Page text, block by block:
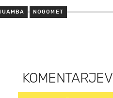
NOGOMET
KOMENTARJEV